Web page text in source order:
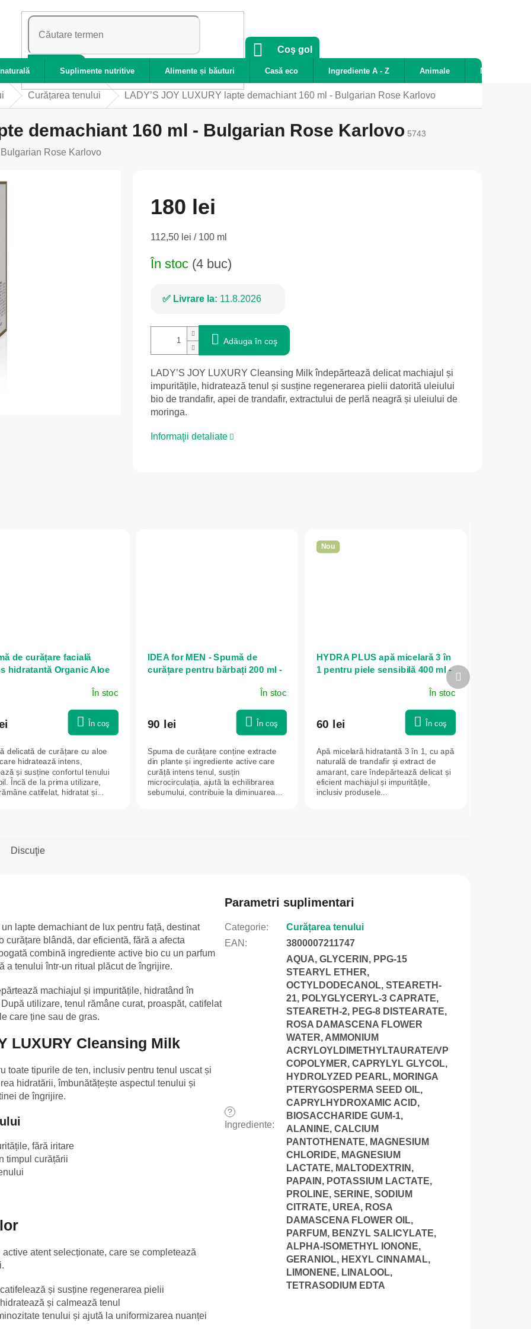
CĂUTARE
COŞ
CUMPĂRĂTURI
Coş gol
Suplimente nutritive Alimente și băuturi Casă eco Ingrediente A - Z Animale Noutăți
Curățarea tenului LADY’S JOY LUXURY lapte demachiant 160 ml - Bulgarian Rose Karlovo
demachiant 160 ml - Bulgarian Rose Karlovo 5743
Bulgarian Rose Karlovo
180 lei
Evaluare
112,50 lei / 100 ml
În stoc (4 buc)
Livrare la: 11.8.2026
Adăuga în coş
LADY’S JOY LUXURY Cleansing Milk îndepărtează delicat machiajul și
impuritățile, hidratează tenul și susține regenerarea pielii datorită uleiului
bio de trandafir, apei de trandafir, extractului de perlă neagră și uleiului de
moringa.
Informaţii detaliate
de curățare facială
hidratantă Organic Aloe
În stoc
În coş
delicată de curățare cu aloe
hidratează intens,
și susține confortul tenului
Încă de la prima utilizare,
catifelat, hidratat și...
IDEA for MEN - Spumă de
curățare pentru bărbați 200 ml -
În stoc
90 lei În coş
Spuma de curățare conține extracte
din plante și ingrediente active care
curăță intens tenul, susțin
microcirculația, ajută la echilibrarea
sebumului, contribuie la diminuarea...
Nou
HYDRA PLUS apă micelară 3 în
1 pentru piele sensibilă 400 ml -
În stoc
60 lei În coş
Apă micelară hidratantă 3 în 1, cu apă
naturală de trandafir și extract de
amarant, care îndepărtează delicat și
eficient machiajul și impuritățile,
inclusiv produsele...
Produsul
următor
Discuţie
lapte demachiant de lux pentru față, destinat
blândă, dar eficientă, fără a afecta
combină ingrediente active bio cu un parfum
a tenului într-un ritual plăcut de îngrijire.
machiajul și impuritățile, hidratând în
utilizare, tenul rămâne curat, proaspăt, catifelat
care ține sau de gras.
LUXURY Cleansing Milk
toate tipurile de ten, inclusiv pentru tenul uscat și
hidratării, îmbunătățește aspectul tenului și
de îngrijire.
fără iritare
timpul curățării
atent selecționate, care se completează
și susține regenerarea pielii
și calmează tenul
tenului și ajută la uniformizarea nuanței
Parametri suplimentari
Categorie:
Curățarea tenului
EAN : 3800007211747
?
Ingrediente:
AQUA, GLYCERIN, PPG-15
STEARYL ETHER,
OCTYLDODECANOL, STEARETH-
21, POLYGLYCERYL-3 CAPRATE,
STEARETH-2, PEG-8 DISTEARATE,
ROSA DAMASCENA FLOWER
WATER, AMMONIUM
ACRYLOYLDIMETHYLTAURATE/VP
COPOLYMER, CAPRYLYL GLYCOL,
HYDROLYZED PEARL, MORINGA
PTERYGOSPERMA SEED OIL,
CAPRYLHYDROXAMIC ACID,
BIOSACCHARIDE GUM-1,
ALANINE, CALCIUM
PANTOTHENATE, MAGNESIUM
CHLORIDE, MAGNESIUM
LACTATE, MALTODEXTRIN,
PAPAIN, POTASSIUM LACTATE,
PROLINE, SERINE, SODIUM
CITRATE, UREA, ROSA
DAMASCENA FLOWER OIL,
PARFUM, BENZYL SALICYLATE,
ALPHA-ISOMETHYL IONONE,
GERANIOL, HEXYL CINNAMAL,
LIMONENE, LINALOOL,
TETRASODIUM EDTA